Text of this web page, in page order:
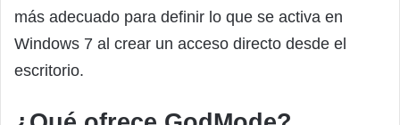
más adecuado para definir lo que se activa en
Windows 7 al crear un acceso directo desde el
escritorio.